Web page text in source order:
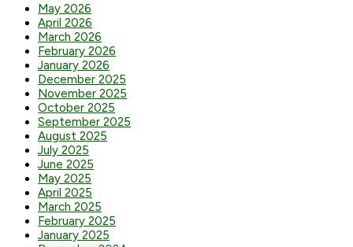
May 2026
April 2026
March 2026
February 2026
January 2026
December 2025
November 2025
October 2025
September 2025
August 2025
July 2025
June 2025
May 2025
April 2025
March 2025
February 2025
January 2025